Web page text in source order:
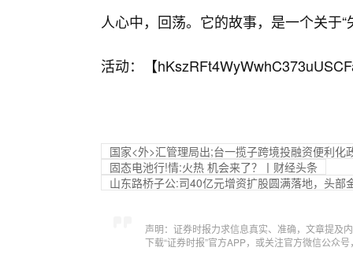
人心中，回荡。它的故事，是一个关于
活动：【
国家<外>汇管理局出;台一揽子跨境投融资便利化
固态电池行!情:火热 机会来了？丨财经头条
山东路桥子公:司40亿元增资扩股圆满落地，头部
声明：证券时报力求信息真实、准确，文章提及
下载“证券时报”官方APP，或关注官方微信公众